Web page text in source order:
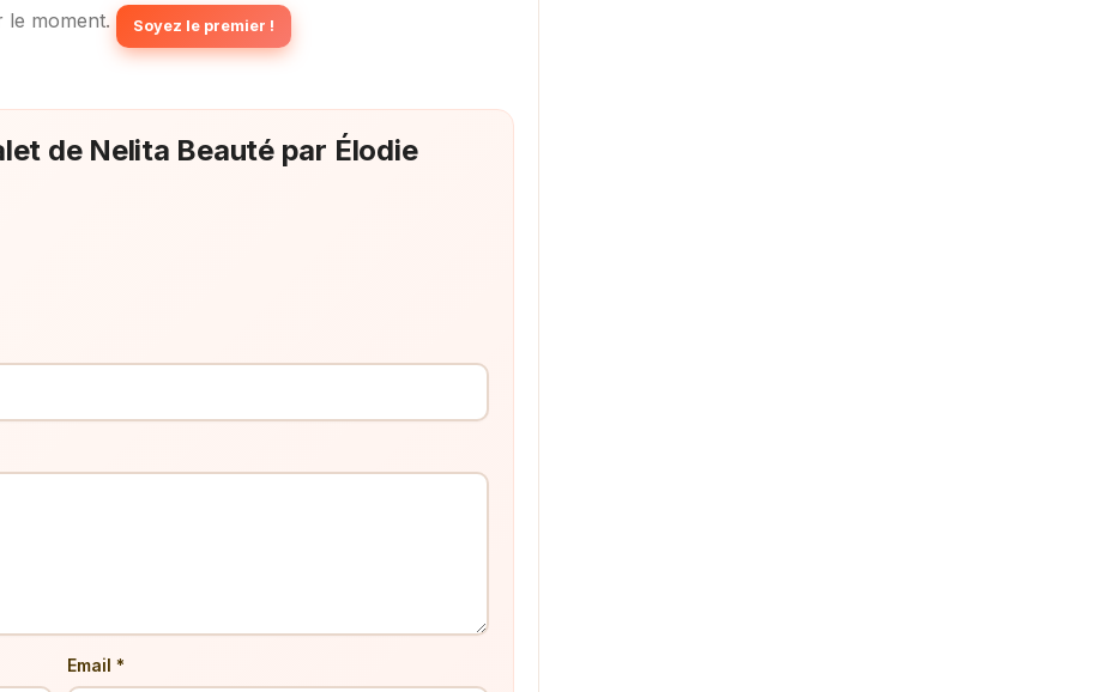
le moment. Soyez le premier !
de Nelita Beauté par Élodie
Email *